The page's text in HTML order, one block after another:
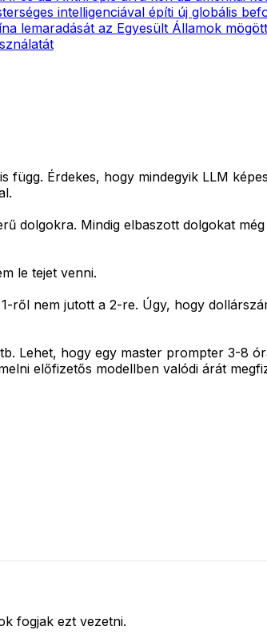
intelligenciával építi új globális
lemaradását az Egyesült Államok mögött
Érdekes, hogy mindegyik LLM
dolgokra. Mindig elbaszott dolgokat
le tejet venni.
nem jutott a 2-re. Úgy, hogy
Lehet, hogy egy master prompter 3-8
előfizetős modellben valódi árát
fogjak ezt vezetni.